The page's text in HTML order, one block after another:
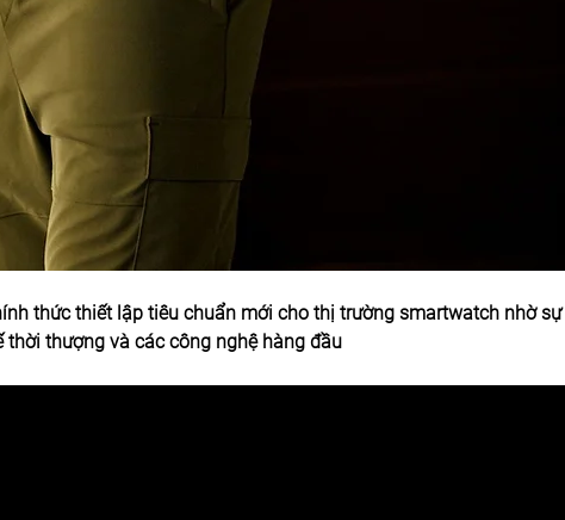
thức thiết lập tiêu chuẩn mới cho thị trường smartwatch nhờ sự
thượng và các công nghệ hàng đầu